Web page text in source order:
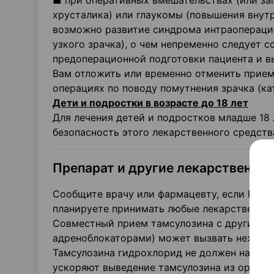
хрусталика) или глаукомы (повышения
возможно развитие синдрома
узкого зрачка), о чем непременно следует
предоперационной подготовки пациента и
Вам отложить или временно отменить
операциях по поводу помутнения зрачка
Дети и подростки в возрасте до 18 лет
Для лечения детей и подростков младше 18
безопасность этого лекарственного
Препарат и другие
Сообщите врачу или фармацевту, если Вы
планируете принимать любые
Совместный прием тамсулозина с другими
адреноблокаторами) может вызвать
Тамсулозина гидрохлорид не должен
ускоряют выведение тамсулозина из